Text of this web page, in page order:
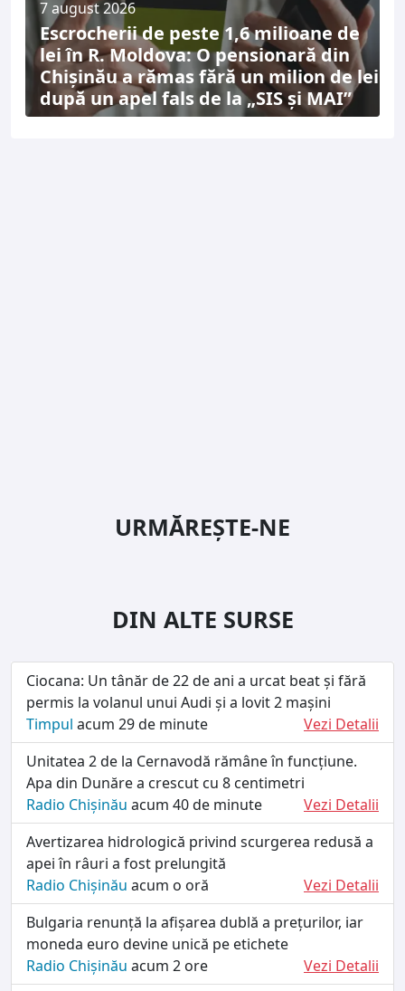
7 august 2026
Escrocherii de peste 1,6 milioane de
lei în R. Moldova: O pensionară din
Chișinău a rămas fără un milion de lei
după un apel fals de la „SIS și MAI”
URMĂREȘTE-NE
DIN ALTE SURSE
Ciocana: Un tânăr de 22 de ani a urcat beat și fără
permis la volanul unui Audi și a lovit 2 mașini
Timpul acum 29 de minute
Vezi Detalii
Unitatea 2 de la Cernavodă rămâne în funcțiune.
Apa din Dunăre a crescut cu 8 centimetri
Radio Chișinău acum 40 de minute
Vezi Detalii
Avertizarea hidrologică privind scurgerea redusă a
apei în râuri a fost prelungită
Radio Chișinău acum o oră
Vezi Detalii
Bulgaria renunță la afișarea dublă a prețurilor, iar
moneda euro devine unică pe etichete
Radio Chișinău acum 2 ore
Vezi Detalii